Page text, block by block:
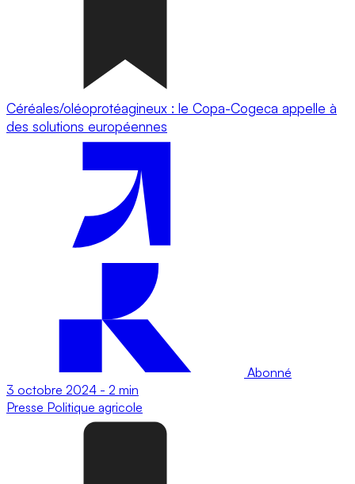
Céréales/oléoprotéagineux : le Copa-Cogeca appelle à
des solutions européennes
Abonné
3 octobre 2024 - 2 min
Presse Politique agricole